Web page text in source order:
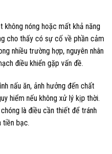
không nóng hoặc mất khả năng
cho thấy có sự cố về phần cảm
nhiều trường hợp, nguyên nhân
điều khiển gặp vấn đề.
nấu ăn, ảnh hưởng đến chất
hiểm nếu không xử lý kịp thời.
là điều cần thiết để tránh
tiền bạc.